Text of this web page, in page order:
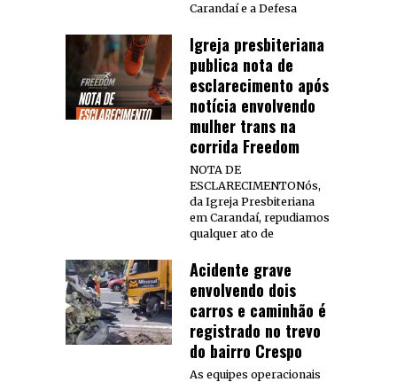
Carandaí e a Defesa
Igreja presbiteriana
publica nota de
esclarecimento após
notícia envolvendo
mulher trans na
corrida Freedom
NOTA DE
ESCLARECIMENTONós,
da Igreja Presbiteriana
em Carandaí, repudiamos
qualquer ato de
Acidente grave
envolvendo dois
carros e caminhão é
registrado no trevo
do bairro Crespo
As equipes operacionais